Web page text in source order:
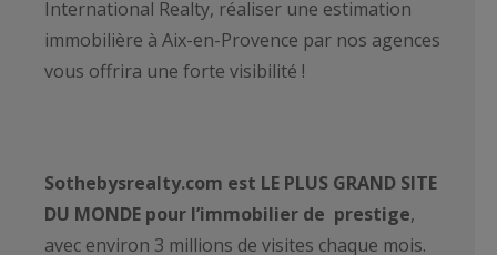
International Realty, réaliser une estimation
immobilière à Aix-en-Provence par nos agences
vous offrira une forte visibilité !
Sothebysrealty.com est LE PLUS GRAND SITE
DU MONDE pour l’immobilier de prestige,
avec environ 3 millions de visites chaque mois.